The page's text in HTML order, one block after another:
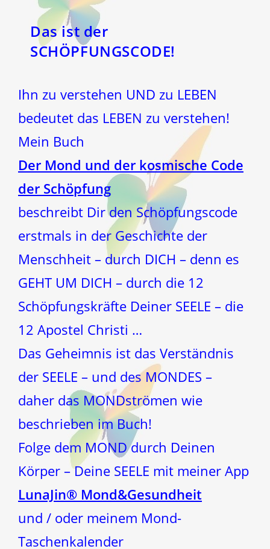
Das ist der
SCHÖPFUNGSCODE!
Ihn zu verstehen UND zu LEBEN
bedeutet das LEBEN zu verstehen!
Mein Buch
Der Mond und der kosmische Code
der Schöpfung
beschreibt Dir den Schöpfungscode
erstmals in der Geschichte der
Menschheit – durch DICH – denn es
GEHT UM DICH – durch die 12
Schöpfungskräfte Deiner SEELE – die
12 Apostel Christi …
Das Geheimnis ist das Verständnis
der SEELE – und des MONDES –
daher das MONDströmen wie
beschrieben im Buch!
Folge dem MOND durch Deinen
Körper – Deine SEELE mit meiner App
LunaJin® Mond&Gesundheit
und / oder meinem Mond-
Taschenkalender